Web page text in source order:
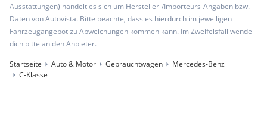
Ausstattungen) handelt es sich um Hersteller-/Importeurs-Angaben bzw.
Daten von Autovista. Bitte beachte, dass es hierdurch im jeweiligen
Fahrzeugangebot zu Abweichungen kommen kann. Im Zweifelsfall wende
dich bitte an den Anbieter.
Startseite
Auto & Motor Gebrauchtwagen
Mercedes-Benz
C-Klasse